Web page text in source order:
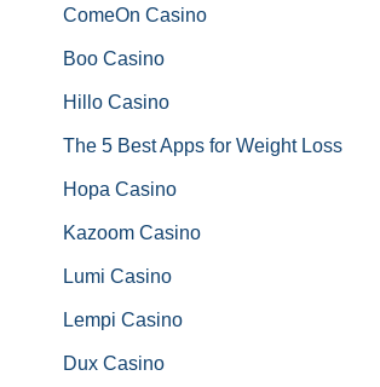
ComeOn Casino
Boo Casino
Hillo Casino
The 5 Best Apps for Weight Loss
Hopa Casino
Kazoom Casino
Lumi Casino
Lempi Casino
Dux Casino